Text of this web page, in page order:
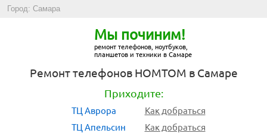
Город: Самара
Мы починим!
ремонт телефонов, ноутбуков,
планшетов и техники в Самаре
Ремонт телефонов HOMTOM в Самаре
Приходите:
ТЦ Аврора
Как добраться
ТЦ Апельсин
Как добраться